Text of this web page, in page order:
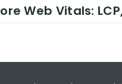
Web Vitals: